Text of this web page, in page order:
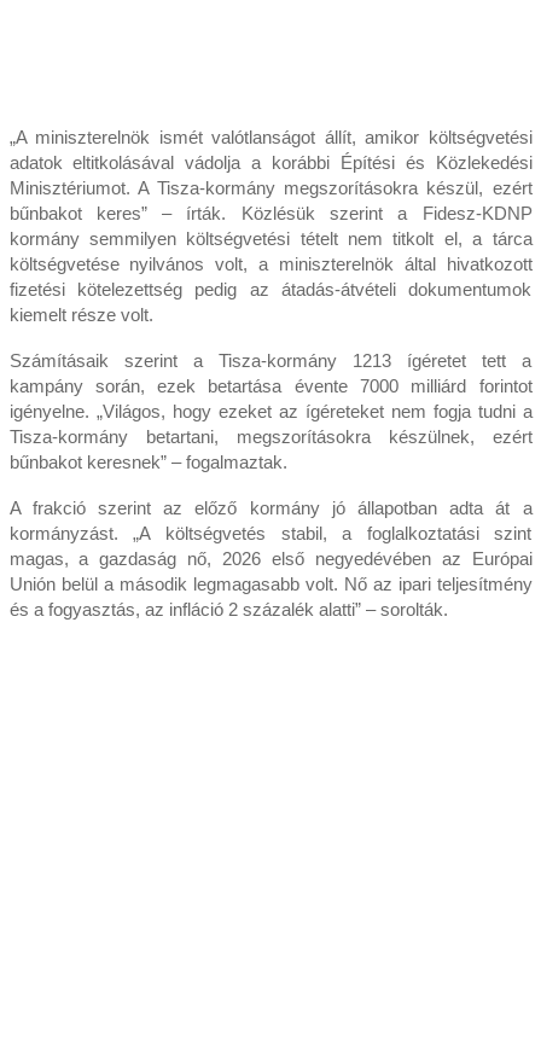
„A miniszterelnök ismét valótlanságot állít, amikor költségvetési
adatok eltitkolásával vádolja a korábbi Építési és Közlekedési
Minisztériumot. A Tisza-kormány megszorításokra készül, ezért
bűnbakot keres” – írták. Közlésük szerint a Fidesz-KDNP
kormány semmilyen költségvetési tételt nem titkolt el, a tárca
költségvetése nyilvános volt, a miniszterelnök által hivatkozott
fizetési kötelezettség pedig az átadás-átvételi dokumentumok
kiemelt része volt.
Számításaik szerint a Tisza-kormány 1213 ígéretet tett a
kampány során, ezek betartása évente 7000 milliárd forintot
igényelne. „Világos, hogy ezeket az ígéreteket nem fogja tudni a
Tisza-kormány betartani, megszorításokra készülnek, ezért
bűnbakot keresnek” – fogalmaztak.
A frakció szerint az előző kormány jó állapotban adta át a
kormányzást. „A költségvetés stabil, a foglalkoztatási szint
magas, a gazdaság nő, 2026 első negyedévében az Európai
Unión belül a második legmagasabb volt. Nő az ipari teljesítmény
és a fogyasztás, az infláció 2 százalék alatti” – sorolták.